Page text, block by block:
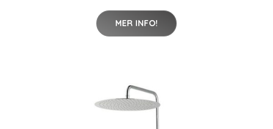
MER INFO!